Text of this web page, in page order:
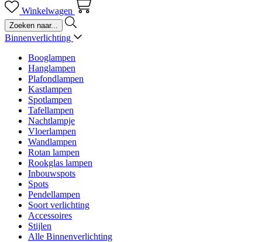
Winkelwagen
Binnenverlichting
Booglampen
Hanglampen
Plafondlampen
Kastlampen
Spotlampen
Tafellampen
Nachtlampje
Vloerlampen
Wandlampen
Rotan lampen
Rookglas lampen
Inbouwspots
Spots
Pendellampen
Soort verlichting
Accessoires
Stijlen
Alle Binnenverlichting